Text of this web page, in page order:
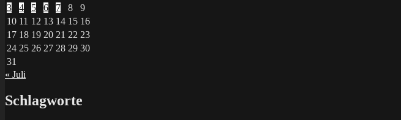
3
4 5 6 7 8
9
10 11 12 13 14 15 16
17 18 19 20 21 22 23
24 25 26 27 28 29 30
31
« Juli
Schlagworte